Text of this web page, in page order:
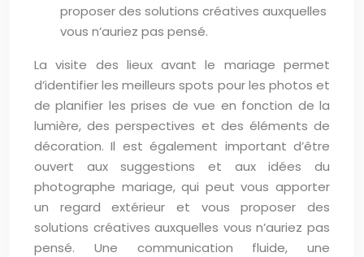
proposer des solutions créatives auxquelles
vous n’auriez pas pensé.
La visite des lieux avant le mariage permet
d’identifier les meilleurs spots pour les photos et
de planifier les prises de vue en fonction de la
lumière, des perspectives et des éléments de
décoration. Il est également important d’être
ouvert aux suggestions et aux idées du
photographe mariage, qui peut vous apporter
un regard extérieur et vous proposer des
solutions créatives auxquelles vous n’auriez pas
pensé. Une communication fluide, une